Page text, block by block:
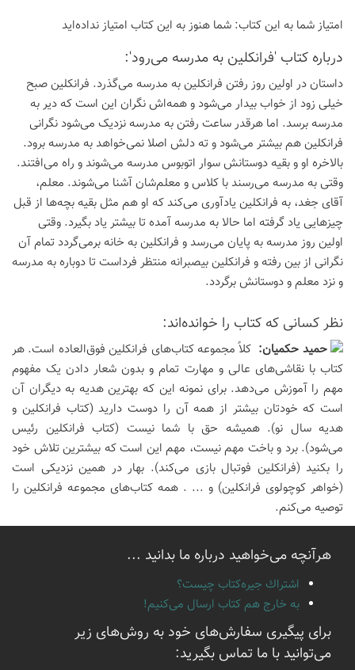
امتیاز شما به این كتاب: شما هنوز به این كتاب امتیاز نداده‌اید
درباره كتاب 'فرانکلین به مدرسه می‌رود':
داستان در اولین روز رفتن فرانکلین به مدرسه می‌گذرد. فرانکلین صبح
خیلی زود از خواب بیدار می‌شود و همه‌اش نگران این است که دیر به
مدرسه برسد. اما هرقدر ساعت رفتن به مدرسه نزدیک می‌شود نگرانی
فرانکلین هم بیشتر می‌شود و ته دلش اصلا نمی‌خواهد به مدرسه برود.
بالاخره او و بقیه دوستانش سوار اتوبوس مدرسه می‌شوند و راه می‌افتند.
وقتی به مدرسه می‌رسند با کلاس و معلم‌شان آشنا می‌شوند. معلم،
آقای جغد، به فرانکلین یادآوری می‌کند که او هم مثل بقیه بچه‌ها از قبل
چیزهایی یاد گرفته اما حالا به مدرسه آمده تا بیشتر یاد بگیرد. وقتی
اولین روز مدرسه به پایان می‌رسد و فرانکلین به خانه برمی‌گردد تمام آن
نگرانی از بین رفته و فرانکلین بیصبرانه منتظر فرداست تا دوباره به مدرسه
و نزد معلم و دوستانش برگردد.
نظر كسانی كه كتاب را خوانده‌اند:
حميد حكميان: کلاً مجموعه کتاب‌های فرانکلین فوق‌العاده است. هر
کتاب با نقاشی‌های عالی و مهارت تمام و بدون شعار دادن یک مفهوم
مهم را آموزش می‌دهد. برای نمونه این که بهترین هدیه به دیگران آن
است که خودتان بیشتر از همه آن را دوست دارید (کتاب فرانکلین و
هدیه سال نو). همیشه حق با شما نیست (کتاب فرانکلین رئیس
می‌شود). برد و باخت مهم نیست، مهم این است که بیشترین تلاش خود
را بکنید (فرانکلین فوتبال بازی می‌کند). بهار در همین نزدیکی است
(خواهر کوچولوی فرانکلین) و ... . همه کتاب‌های مجموعه فرانکلین را
توصیه می‌کنم.
هرآنچه می‌خواهید درباره ما بدانید ...
اشتراك جيره‌كتاب چيست؟
به خارج هم كتاب ارسال می‌كنیم!
برای پیگیری سفارش‌های خود به روش‌های زیر
می‌توانید با ما تماس بگیرید: